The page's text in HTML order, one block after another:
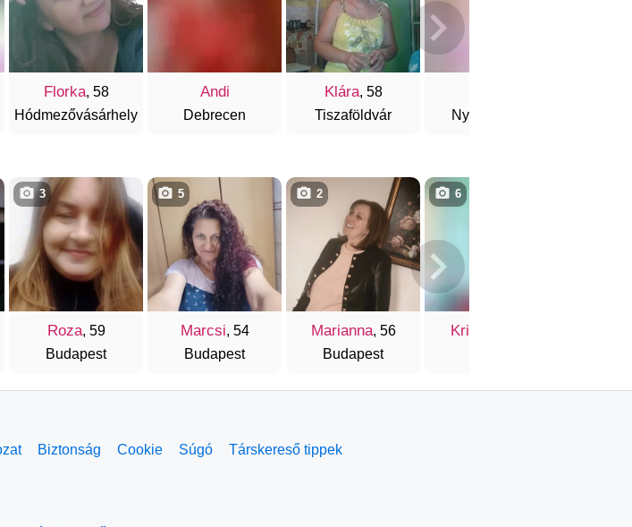
Florka, 58
Hódmezővásárhely
Andi
Debrecen
Klára, 58
Tiszaföldvár
Nyíregyháza
Roza, 59
Budapest
3
Marcsi, 54
Budapest
5
Marianna, 56
Budapest
2
Krisztina
6
Biztonság Cookie Súgó Társkereső tippek